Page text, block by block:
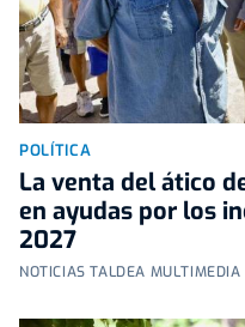
POLÍTICA
La venta del ático
en ayudas por los
2027
NOTICIAS TALDEA MULTIMEDIA